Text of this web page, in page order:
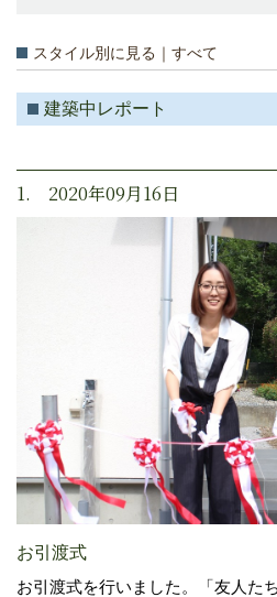
スタイル別に見る｜すべて
建築中レポート
1. 2020年09月16日
お引渡式
お引渡式を行いました。「友人た